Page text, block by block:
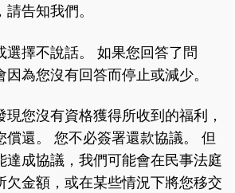
告知我們。
選擇不說話。 如果您回答了問
為您沒有回答而停止或減少。
您沒有資格獲得所收到的福利，
償還。 您不必簽署還款協議。 但
達成協議，我們可能會在民事法庭
欠金額，或在某些情況下將您移交